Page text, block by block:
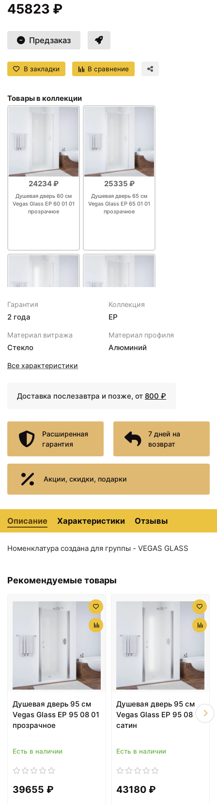
45823 ₽
Предзаказ
В закладки В сравнение
Товары в коллекции
24234 ₽
Душевая дверь 60 см
Vegas Glass ЕР 60 01 01
прозрачное
25335 ₽
Душевая дверь 65 см
Vegas Glass ЕР 65 01 01
прозрачное
26216 ₽
Душевая дверь 60 см
Vegas Glass ЕР 60 01 10
26437 ₽
Душевая дверь 70 см
Vegas Glass ЕР 70 01 01
26877 ₽
прозрачное
27318 ₽
прозрачное
Душевая дверь 65 см
Vegas Glass ЕР 65 01 10
Душевая дверь 85 см
Vegas Glass ЕР 85 01 01
прозрачное
28419 ₽
Душевая дверь 90 см
28640 ₽
Душевая дверь 70 см
Гарантия
2 года
Коллекция
EP
Материал витража
Стекло
Материал профиля
Алюминий
Все характеристики
Доставка послезавтра и позже, от 800 ₽
Расширенная
гарантия
7 дней на
возврат
Акции, скидки, подарки
Описание Характеристики Отзывы
Номенклатура создана для группы - VEGAS GLASS
Рекомендуемые товары
Душевая дверь 95 см
Vegas Glass ЕР 95 08 01
прозрачное
Есть в наличии
39655 ₽
Душевая дверь 95 см
Vegas Glass ЕР 95 08 10
сатин
Есть в наличии
43180 ₽